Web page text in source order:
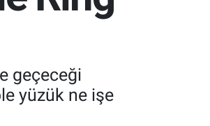
geçeceği
yüzük ne işe